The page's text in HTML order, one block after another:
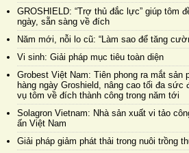
GROSHIELD: “Trợ thủ đắc lực” giúp tôm
ngày, sẵn sàng về đích
Năm mới, nỗi lo cũ: “Làm sao để tăng
Vi sinh: Giải pháp mục tiêu toàn diện
Grobest Việt Nam: Tiên phong ra mắt sản
hàng ngày Groshield, nâng cao tối đa
vụ tôm về đích thành công trong năm tới
Solagron Vietnam: Nhà sản xuất vi tảo
ấn Việt Nam
Giải pháp giảm phát thải trong nuôi trồng